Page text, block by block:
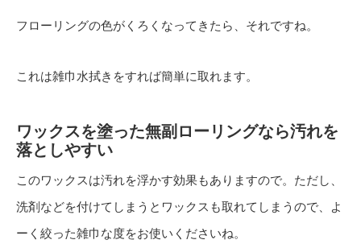
フローリングの色がくろくなってきたら、それですね。
これは雑巾水拭きをすれば簡単に取れます。
ワックスを塗った無副ローリングなら汚れを
落としやすい
このワックスは汚れを浮かす効果もありますので。ただし、
洗剤などを付けてしまうとワックスも取れてしまうので、よ
ーく絞った雑巾な度をお使いくださいね。